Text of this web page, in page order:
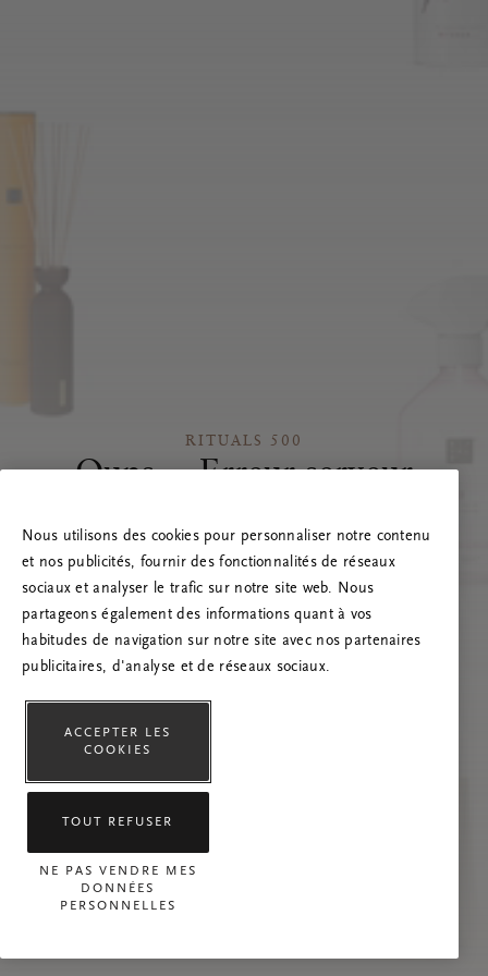
RITUALS 500
Oups… Erreur serveur
nous contacter si le problème persiste.
Nous utilisons des cookies pour personnaliser notre contenu
et nos publicités, fournir des fonctionnalités de réseaux
sociaux et analyser le trafic sur notre site web. Nous
partageons également des informations quant à vos
habitudes de navigation sur notre site avec nos partenaires
publicitaires, d'analyse et de réseaux sociaux.
ACCEPTER LES
COOKIES
TOUT REFUSER
NE PAS VENDRE MES
DONNÉES
PERSONNELLES